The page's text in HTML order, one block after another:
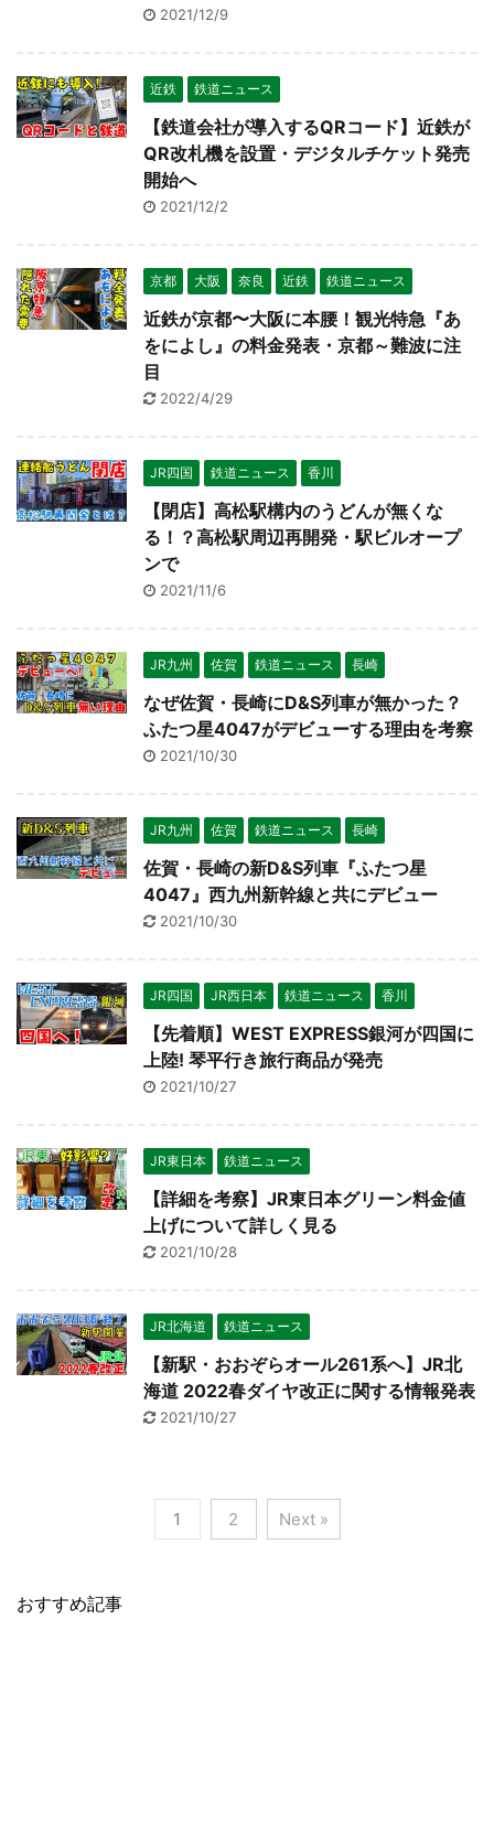
2021/12/9
近鉄 鉄道ニュース
【鉄道会社が導入するQRコード】近鉄が
QR改札機を設置・デジタルチケット発売
開始へ
2021/12/2
京都 大阪 奈良 近鉄 鉄道ニュース
近鉄が京都〜大阪に本腰！観光特急『あ
をによし』の料金発表・京都～難波に注
目
2022/4/29
JR四国 鉄道ニュース 香川
【閉店】高松駅構内のうどんが無くな
る！？高松駅周辺再開発・駅ビルオープ
ンで
2021/11/6
JR九州 佐賀 鉄道ニュース 長崎
なぜ佐賀・長崎にD&S列車が無かった？
ふたつ星4047がデビューする理由を考察
2021/10/30
JR九州 佐賀 鉄道ニュース 長崎
佐賀・長崎の新D&S列車『ふたつ星
4047』西九州新幹線と共にデビュー
2021/10/30
JR四国 JR西日本 鉄道ニュース 香川
【先着順】WEST EXPRESS銀河が四国に
上陸! 琴平行き旅行商品が発売
2021/10/27
JR東日本 鉄道ニュース
【詳細を考察】JR東日本グリーン料金値
上げについて詳しく見る
2021/10/28
JR北海道 鉄道ニュース
【新駅・おおぞらオール261系へ】JR北
海道 2022春ダイヤ改正に関する情報発表
2021/10/27
1 2 Next »
おすすめ記事